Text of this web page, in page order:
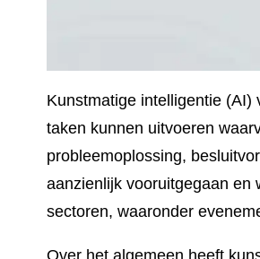
Kunstmatige intelligentie
taken kunnen uitvoeren
probleemoplossing,
aanzienlijk vooruitgegaan en
sectoren, waaronder
Over het algemeen heeft